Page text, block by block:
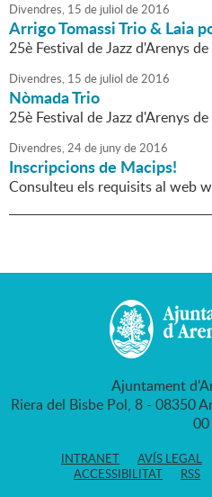
Divendres, 15 de juliol de2016
Arrigo Tomassi Trio & Laia
25è Festival de Jazz d'Arenys
Divendres, 15 de juliol de2016
Nòmada Trio
25è Festival de Jazz d'Arenys
Divendres,24de junyde2016
Inscripcions de Macips!
Consulteu els requisits al web
Ajuntament
Riera del Bisbe Pol, 8 - 08350
00
INTRANET AVÍS LEGAL
ACCESSIBILITAT
RSS